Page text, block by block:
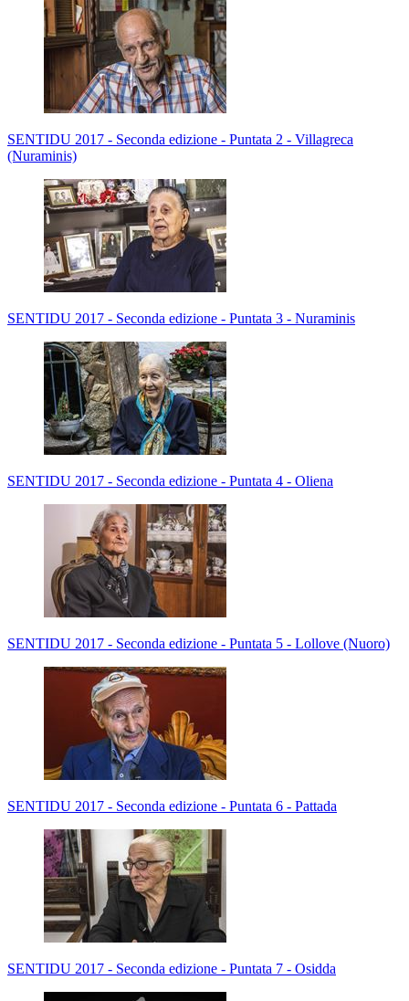
SENTIDU 2017 - Seconda edizione - Puntata 2 - Villagreca
(Nuraminis)
SENTIDU 2017 - Seconda edizione - Puntata 3 - Nuraminis
SENTIDU 2017 - Seconda edizione - Puntata 4 - Oliena
SENTIDU 2017 - Seconda edizione - Puntata 5 - Lollove (Nuoro)
SENTIDU 2017 - Seconda edizione - Puntata 6 - Pattada
SENTIDU 2017 - Seconda edizione - Puntata 7 - Osidda